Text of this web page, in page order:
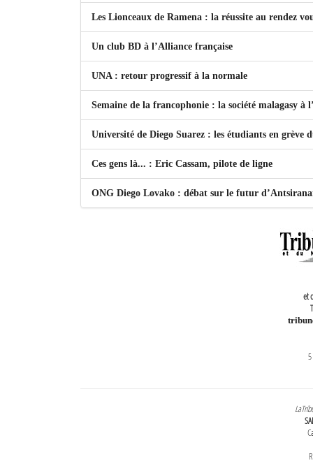
Les Lionceaux de Ramena : la réussite au rendez
Un club BD à l’Alliance française
UNA : retour progressif à la normale
Semaine de la francophonie : la société malagasy à
Université de Diego Suarez : les étudiants en grève
Ces gens là... : Eric Cassam, pilote de ligne
ONG Diego Lovako : débat sur le futur
et